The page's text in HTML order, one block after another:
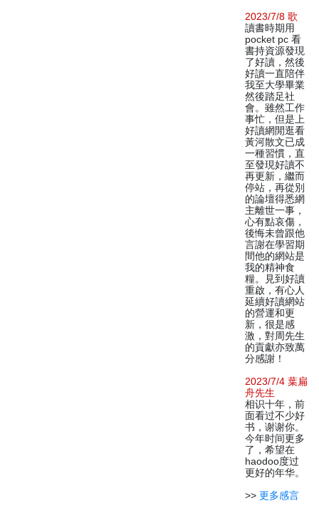
2023/7/8 歌
讀書時期用
pocket pc 看
書持資源發現
了好讀，然後
好讀一直陪伴
我至大學畢業
然後踏足社
會。雖然工作
事忙，但是上
好讀網閒逛看
黃河散文已成
一種習慣，直
至發現好讀不
再更新，繼而
停站，再從別
的論壇得悉網
主離世一事，
心有點哀傷，
後悔未曾跟他
言謝在學習期
間他的網站是
我的精神食
糧。見到好讀
重啟，有心人
延續好讀網站
的營運和更
新，很是感
激，對周先生
的貢獻亦致萬
分感謝！
2023/7/4 葉扁
舟先生
相识十年，前
面看过不少好
书，谢谢你。
今年时间更多
了，希望在
haodoo度过
更好的年华。
>> 更多感言